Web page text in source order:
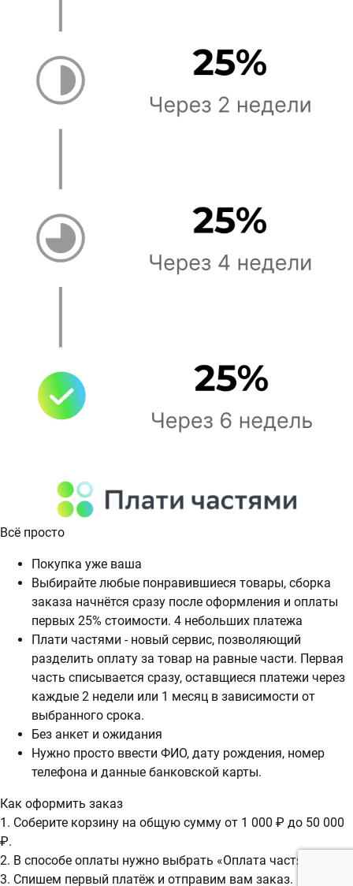
Всё просто
Покупка уже ваша
Выбирайте любые понравившиеся товары, сборка
заказа начнётся сразу после оформления и оплаты
первых 25% стоимости. 4 небольших платежа
Плати частями - новый сервис, позволяющий
разделить оплату за товар на равные части. Первая
часть списывается сразу, оставщиеся платежи через
каждые 2 недели или 1 месяц в зависимости от
выбранного срока.
Без анкет и ожидания
Нужно просто ввести ФИО, дату рождения, номер
телефона и данные банковской карты.
Как оформить заказ
1. Соберите корзину на общую сумму от 1 000 ₽ до 50 000
₽.
2. В способе оплаты нужно выбрать «Оплата частями».
3. Спишем первый платёж и отправим вам заказ.